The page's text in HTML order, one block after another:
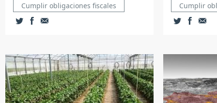
Cumplir obligaciones fiscales
Cumplir